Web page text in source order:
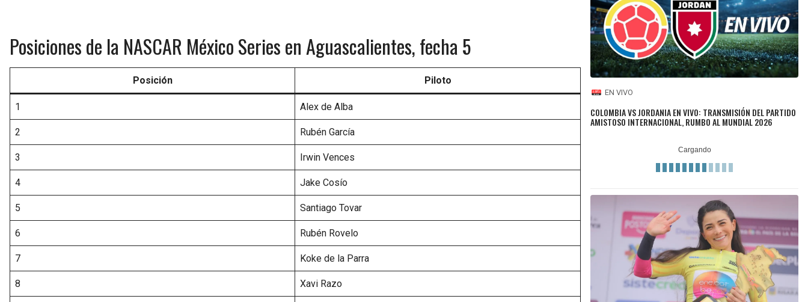
Posiciones de la NASCAR México Series en Aguascalientes, fecha 5
Posición Piloto
1 Alex de Alba
2 Rubén García
3 Irwin Vences
4 Jake Cosío
5 Santiago Tovar
6 Rubén Rovelo
7 Koke de la Parra
8 Xavi Razo
EN VIVO
COLOMBIA VS JORDANIA EN VIVO: TRANSMISIÓN DEL PARTIDO
AMISTOSO INTERNACIONAL, RUMBO AL MUNDIAL 2026